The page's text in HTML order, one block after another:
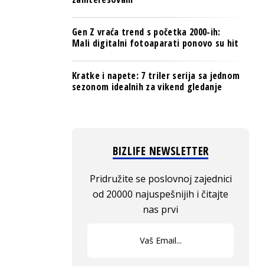
Gen Z vraća trend s početka 2000-ih:
Mali digitalni fotoaparati ponovo su hit
Kratke i napete: 7 triler serija sa jednom
sezonom idealnih za vikend gledanje
BIZLIFE NEWSLETTER
Pridružite se poslovnoj zajednici
od 20000 najuspešnijih i čitajte
nas prvi